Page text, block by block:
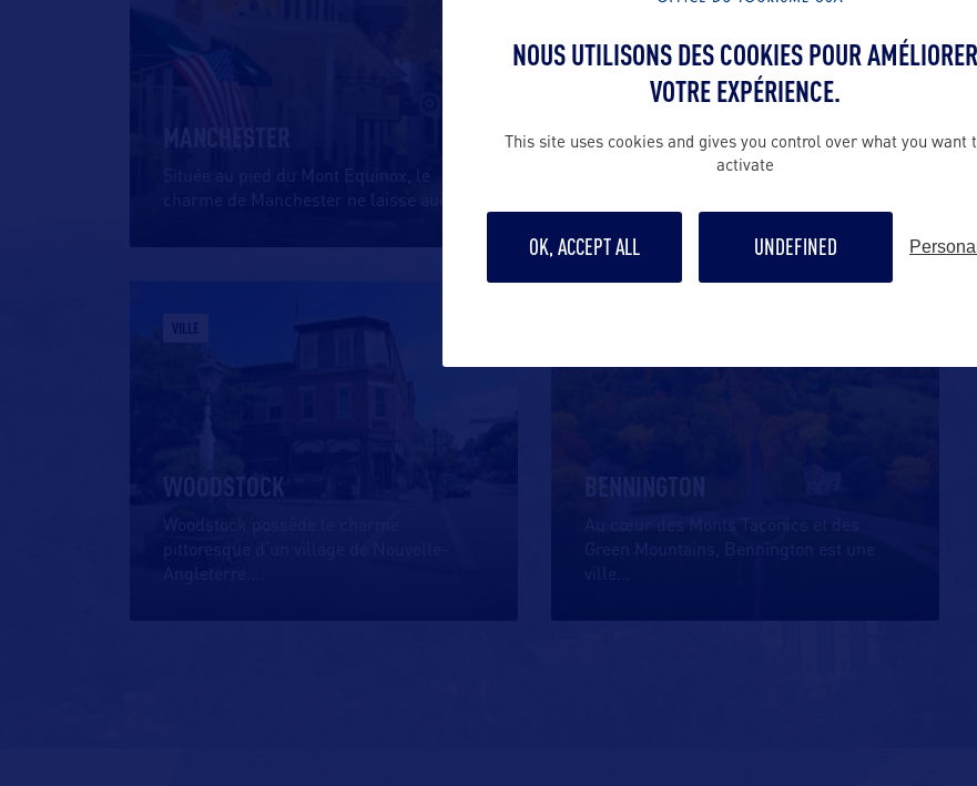
MANCHESTER
Située au pied du Mont Equinox, le
charme de Manchester ne laisse aucun
BURLINGTON
VILLE
WOODSTOCK
Woodstock possède le charme
BENNINGTON
Au cœur des Monts Taconics et des
Green Mountains, Bennington est une
ville
NOUS UTILISONS DES COOKIES POUR AMÉLIORER
VOTRE EXPÉRIENCE.
This site uses cookies and gives you control over what you want
activate
OK, ACCEPT ALL UNDEFINED